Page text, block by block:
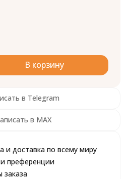
В корзину
в Telegram
в MAX
и доставка по всему миру
преференции
заказа